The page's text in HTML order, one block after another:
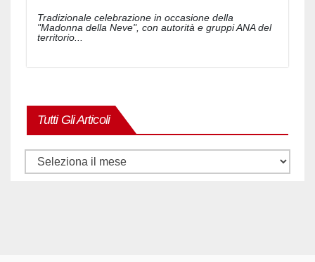
Tradizionale celebrazione in occasione della
"Madonna della Neve", con autorità e gruppi ANA del
territorio...
Tutti Gli Articoli
Tutti